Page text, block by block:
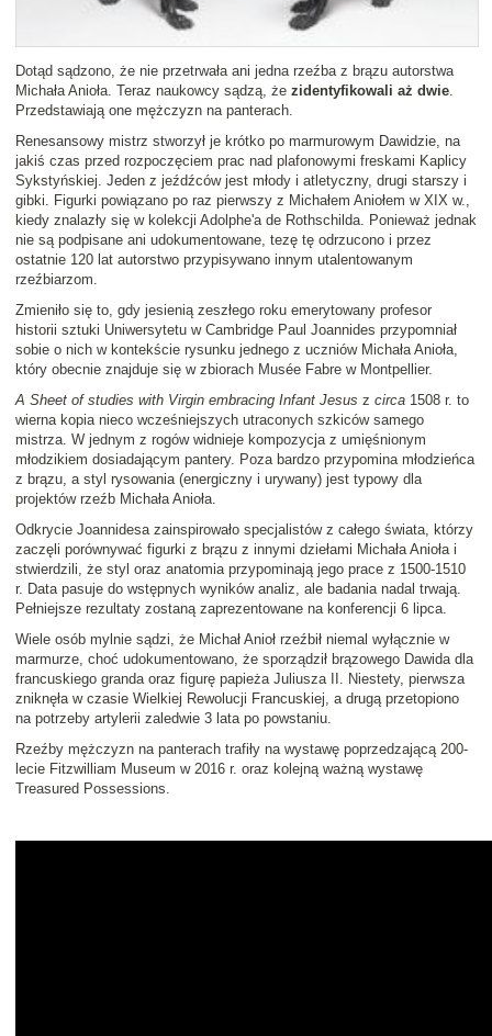
Dotąd sądzono, że nie przetrwała ani jedna rzeźba z brązu autorstwa
Michała Anioła. Teraz naukowcy sądzą, że zidentyfikowali aż dwie.
Przedstawiają one mężczyzn na panterach.
Renesansowy mistrz stworzył je krótko po marmurowym Dawidzie, na
jakiś czas przed rozpoczęciem prac nad plafonowymi freskami Kaplicy
Sykstyńskiej. Jeden z jeźdźców jest młody i atletyczny, drugi starszy i
gibki. Figurki powiązano po raz pierwszy z Michałem Aniołem w XIX w.,
kiedy znalazły się w kolekcji Adolphe'a de Rothschilda. Ponieważ jednak
nie są podpisane ani udokumentowane, tezę tę odrzucono i przez
ostatnie 120 lat autorstwo przypisywano innym utalentowanym
rzeźbiarzom.
Zmieniło się to, gdy jesienią zeszłego roku emerytowany profesor
historii sztuki Uniwersytetu w Cambridge Paul Joannides przypomniał
sobie o nich w kontekście rysunku jednego z uczniów Michała Anioła,
który obecnie znajduje się w zbiorach Musée Fabre w Montpellier.
A Sheet of studies with Virgin embracing Infant Jesus z circa 1508 r. to
wierna kopia nieco wcześniejszych utraconych szkiców samego
mistrza. W jednym z rogów widnieje kompozycja z umięśnionym
młodzikiem dosiadającym pantery. Poza bardzo przypomina młodzieńca
z brązu, a styl rysowania (energiczny i urywany) jest typowy dla
projektów rzeźb Michała Anioła.
Odkrycie Joannidesa zainspirowało specjalistów z całego świata, którzy
zaczęli porównywać figurki z brązu z innymi dziełami Michała Anioła i
stwierdzili, że styl oraz anatomia przypominają jego prace z 1500-1510
r. Data pasuje do wstępnych wyników analiz, ale badania nadal trwają.
Pełniejsze rezultaty zostaną zaprezentowane na konferencji 6 lipca.
Wiele osób mylnie sądzi, że Michał Anioł rzeźbił niemal wyłącznie w
marmurze, choć udokumentowano, że sporządził brązowego Dawida dla
francuskiego granda oraz figurę papieża Juliusza II. Niestety, pierwsza
zniknęła w czasie Wielkiej Rewolucji Francuskiej, a drugą przetopiono
na potrzeby artylerii zaledwie 3 lata po powstaniu.
Rzeźby mężczyzn na panterach trafiły na wystawę poprzedzającą 200-
lecie Fitzwilliam Museum w 2016 r. oraz kolejną ważną wystawę
Treasured Possessions.